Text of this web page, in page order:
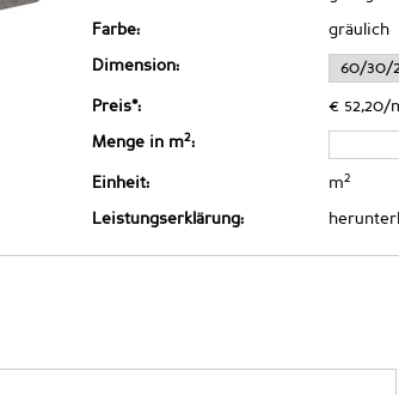
Farbe: gräulich
Dimension:
Preis*: € 52,20/
Menge in m2:
Einheit: m2
Leistungserklärung: